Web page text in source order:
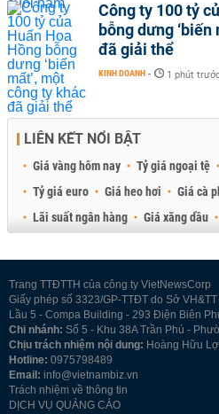
Công ty 100 tỷ
bỗng dưng
đã giải thể
KINH DOANH - 1 phút
LIÊN KẾT NỔI BẬT
Giá vàng hôm nay Tỷ giá ngoại tệ
Tỷ giá euro
Giá heo hơi Giá cà
Lãi suất ngân hàng
Giá xăng dầu
Trang TTĐTTH của công ty VietNewsCorp
Giấy phép số 3323/GP-TTĐT do Sở
Lầu 5 - Compa Building - 293 Điện Biên
Chi nhánh: Số 5 - Khu 38A Trần Phú -
Chịu trách nhiệm nội dung: Hoàng Hữu
Hotline: 0975798489
Email: info@vietnambiz.vn
Trách nhiệm về thông tin
DỊCH VỤ QUẢNG CÁO